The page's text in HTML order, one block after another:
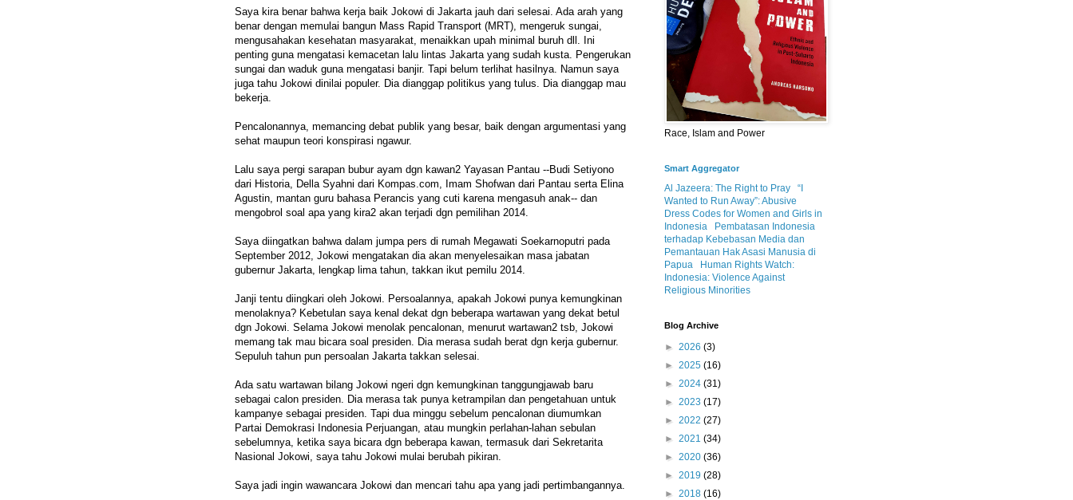
Saya kira benar bahwa kerja baik Jokowi di Jakarta jauh dari selesai. Ada arah yang
benar dengan memulai bangun Mass Rapid Transport (MRT), mengeruk sungai,
mengusahakan kesehatan masyarakat, menaikkan upah minimal buruh dll. Ini
penting guna mengatasi kemacetan lalu lintas Jakarta yang sudah kusta. Pengerukan
sungai dan waduk guna mengatasi banjir. Tapi belum terlihat hasilnya. Namun saya
juga tahu Jokowi dinilai populer. Dia dianggap politikus yang tulus. Dia dianggap mau
bekerja.
Pencalonannya, memancing debat publik yang besar, baik dengan argumentasi yang
sehat maupun teori konspirasi ngawur.
Lalu saya pergi sarapan bubur ayam dgn kawan2 Yayasan Pantau --Budi Setiyono
dari Historia, Della Syahni dari Kompas.com, Imam Shofwan dari Pantau serta Elina
Agustin, mantan guru bahasa Perancis yang cuti karena mengasuh anak-- dan
mengobrol soal apa yang kira2 akan terjadi dgn pemilihan 2014.
Saya diingatkan bahwa dalam jumpa pers di rumah Megawati Soekarnoputri pada
September 2012, Jokowi mengatakan dia akan menyelesaikan masa jabatan
gubernur Jakarta, lengkap lima tahun, takkan ikut pemilu 2014.
Janji tentu diingkari oleh Jokowi. Persoalannya, apakah Jokowi punya kemungkinan
menolaknya? Kebetulan saya kenal dekat dgn beberapa wartawan yang dekat betul
dgn Jokowi. Selama Jokowi menolak pencalonan, menurut wartawan2 tsb, Jokowi
memang tak mau bicara soal presiden. Dia merasa sudah berat dgn kerja gubernur.
Sepuluh tahun pun persoalan Jakarta takkan selesai.
Ada satu wartawan bilang Jokowi ngeri dgn kemungkinan tanggungjawab baru
sebagai calon presiden. Dia merasa tak punya ketrampilan dan pengetahuan untuk
kampanye sebagai presiden. Tapi dua minggu sebelum pencalonan diumumkan
Partai Demokrasi Indonesia Perjuangan, atau mungkin perlahan-lahan sebulan
sebelumnya, ketika saya bicara dgn beberapa kawan, termasuk dari Sekretarita
Nasional Jokowi, saya tahu Jokowi mulai berubah pikiran.
Saya jadi ingin wawancara Jokowi dan mencari tahu apa yang jadi pertimbangannya.
Race, Islam and Power
Smart Aggregator
Al Jazeera: The Right to Pray
“I
Wanted to Run Away”: Abusive
Dress Codes for Women and Girls in
Indonesia
Pembatasan Indonesia
terhadap Kebebasan Media dan
Pemantauan Hak Asasi Manusia di
Papua
Human Rights Watch:
Indonesia: Violence Against
Religious Minorities
Blog Archive
► 2026 (3)
► 2025 (16)
► 2024 (31)
► 2023 (17)
► 2022 (27)
► 2021 (34)
► 2020 (36)
► 2019 (28)
► 2018 (16)